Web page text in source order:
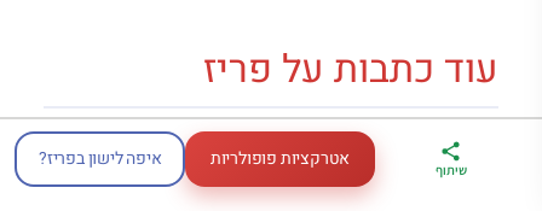
עוד כתבות על פריז
ארגז הכלים שלי
לטיול בצרפת
מדריך פריז
במתנה
דברו
איתי בווטסאפ
שיתוף אטרקציות פופולריות איפה לישון בפריז?